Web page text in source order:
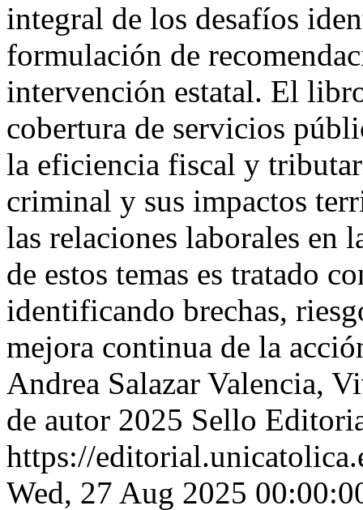
integral de los desafíos
formulación de
intervención estatal. El
cobertura de servicios
la eficiencia fiscal y
criminal y sus impactos
las relaciones laborales en
de estos temas es tratado
identificando brechas,
mejora continua de la
Andrea Salazar Valencia,
de autor 2025 Sello
https://
Wed, 27 Aug 2025